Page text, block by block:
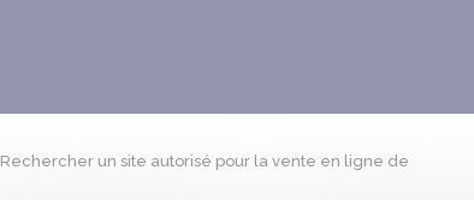
Rechercher un site autorisé pour la vente en ligne de